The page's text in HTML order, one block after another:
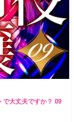
で大丈夫ですか？ 09